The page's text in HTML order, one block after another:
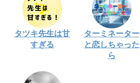
タツキ先生は甘
すぎる
ターミネーター
と恋しちゃった
ら